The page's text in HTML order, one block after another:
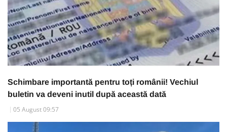
Schimbare importantă pentru toți românii! Vechiul
buletin va deveni inutil după această dată
05 August 09:57